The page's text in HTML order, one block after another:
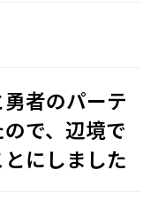
者のパーテ
で、辺境で
にしました